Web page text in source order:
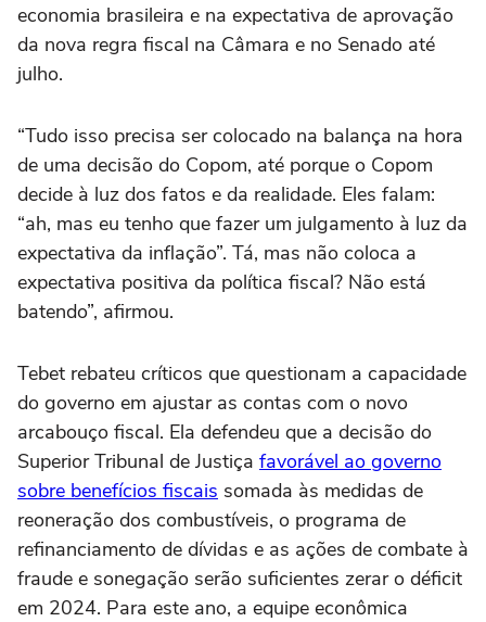
economia brasileira e na expectativa de aprovação
da nova regra fiscal na Câmara e no Senado até
julho.
“Tudo isso precisa ser colocado na balança na hora
de uma decisão do Copom, até porque o Copom
decide à luz dos fatos e da realidade. Eles falam:
“ah, mas eu tenho que fazer um julgamento à luz da
expectativa da inflação”. Tá, mas não coloca a
expectativa positiva da política fiscal? Não está
batendo”, afirmou.
Tebet rebateu críticos que questionam a capacidade
do governo em ajustar as contas com o novo
arcabouço fiscal. Ela defendeu que a decisão do
Superior Tribunal de Justiça favorável ao governo
sobre benefícios fiscais somada às medidas de
reoneração dos combustíveis, o programa de
refinanciamento de dívidas e as ações de combate à
fraude e sonegação serão suficientes zerar o déficit
em 2024. Para este ano, a equipe econômica